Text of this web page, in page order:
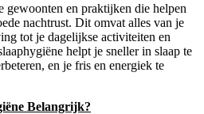
gewoonten en praktijken die helpen
nachtrust. Dit omvat alles van je
tot je dagelijkse activiteiten en
helpt je sneller in slaap te
en je fris en energiek te
Belangrijk?